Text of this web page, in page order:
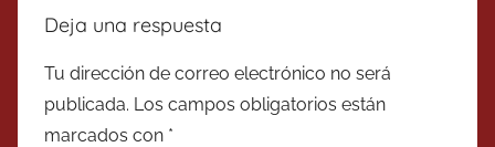
Deja una respuesta
Tu dirección de correo electrónico no será
publicada. Los campos obligatorios están
marcados con *